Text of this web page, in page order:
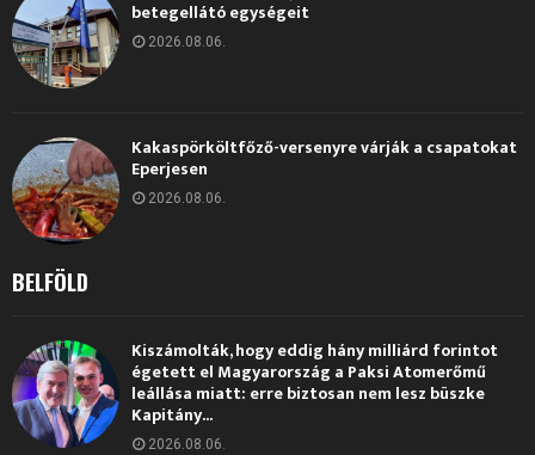
betegellátó egységeit
2026.08.06.
Kakaspörköltfőző-versenyre várják a csapatokat
Eperjesen
2026.08.06.
BELFÖLD
Kiszámolták, hogy eddig hány milliárd forintot
égetett el Magyarország a Paksi Atomerőmű
leállása miatt: erre biztosan nem lesz büszke
Kapitány...
2026.08.06.